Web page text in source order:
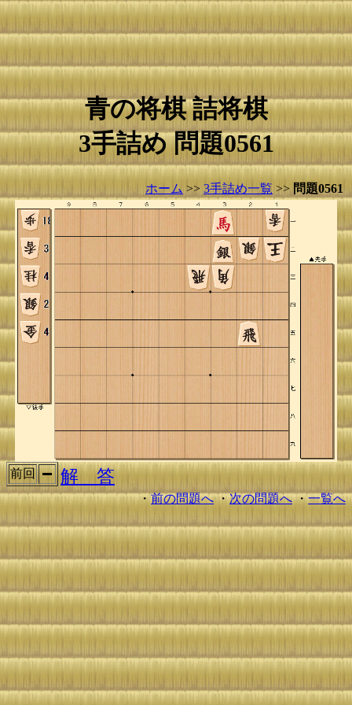
青の将棋 詰将棋
3手詰め 問題0561
ホーム >> 3手詰め一覧 >> 問題0561
前回 解 答
・前の問題へ・次の問題へ・一覧へ